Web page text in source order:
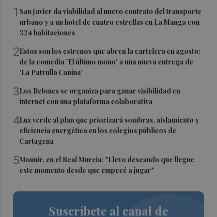
1 San Javier da viabilidad al nuevo contrato del transporte
urbano y a un hotel de cuatro estrellas en La Manga con
324 habitaciones
2Estos son los estrenos que abren la cartelera en agosto:
de la comedia 'El último mono' a una nueva entrega de
'La Patrulla Canina'
3Los Belones se organiza para ganar visibilidad en
internet con una plataforma colaborativa
4Luz verde al plan que priorizará sombras, aislamiento y
eficiencia energética en los colegios públicos de
Cartagena
5Mounir, en el Real Murcia: "Llevo deseando que llegue
este momento desde que empecé a jugar"
Suscríbete al canal de